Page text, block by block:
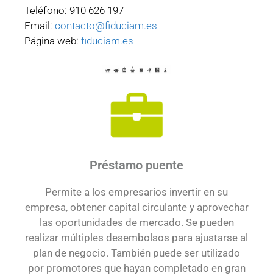
Teléfono: 910 626 197
Email: contacto@fiduciam.es
Página web: fiduciam.es
Préstamo puente
Permite a los empresarios invertir en su
empresa, obtener capital circulante y aprovechar
las oportunidades de mercado. Se pueden
realizar múltiples desembolsos para ajustarse al
plan de negocio. También puede ser utilizado
por promotores que hayan completado en gran